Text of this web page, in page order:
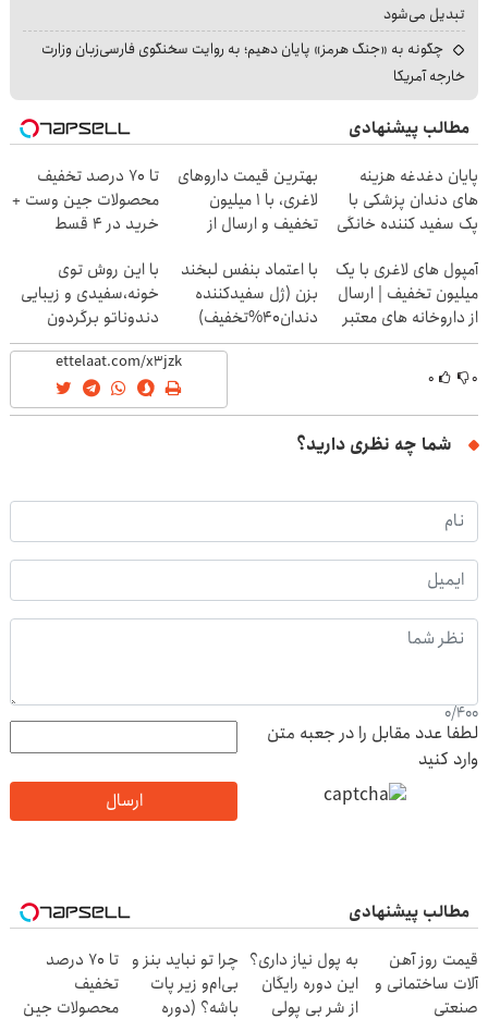
تبدیل می‌شود
چگونه به «جنگ هرمز» پایان دهیم؛ به روایت سخنگوی فارسی‌زبان وزارت
خارجه آمریکا
مطالب پیشنهادی
پایان دغدغه هزینه
های دندان پزشکی با
پک سفید کننده خانگی
بهترین قیمت داروهای
لاغری، با ۱ میلیون
تخفیف و ارسال از
تا 70 درصد تخفیف
محصولات جین وست +
خرید در 4 قسط
آمپول های لاغری با یک
میلیون تخفیف | ارسال
از داروخانه های معتبر
با اعتماد بنفس لبخند
بزن (ژل سفیدکننده
دندان40%تخفیف)
با این روش توی
خونه،سفیدی و زیبایی
دندوناتو برگردون
(40%off)
۰ ۰
شما چه نظری دارید؟
0/400
لطفا عدد مقابل را در جعبه متن
وارد کنید
ارسال
مطالب پیشنهادی
قیمت روز آهن
آلات ساختمانی و
صنعتی
به پول نیاز داری؟
این دوره رایگان
از شر بی پولی
چرا تو نباید بنز و
بی‌ام‌و زیر پات
باشه؟ (دوره
تا 70 درصد
تخفیف
محصولات جین